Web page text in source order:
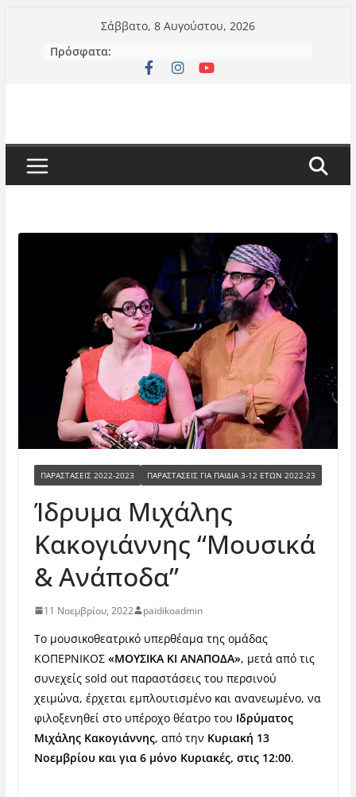
περιεχόμενο
Σάββατο, 8 Αυγούστου, 2026
Πρόσφατα:
ΠΑΡΑΣΤΆΣΕΙΣ 2022-2023 ΠΑΡΑΣΤΆΣΕΙΣ ΓΙΑ ΠΑΙΔΙΆ 3-12 ΕΤΏΝ 2022-23
Ίδρυμα Μιχάλης
Κακογιάννης “Μουσικά
& Ανάποδα”
11 Νοεμβρίου, 2022 paidikoadmin
Το μουσικοθεατρικό υπερθέαμα της ομάδας
ΚΟΠΕΡΝΙΚΟΣ «ΜΟΥΣΙΚΑ ΚΙ ΑΝΑΠΟΔΑ», μετά από τις
συνεχείς sold out παραστάσεις του περσινού
χειμώνα, έρχεται εμπλουτισμένο και ανανεωμένο, να
φιλοξενηθεί στο υπέροχο θέατρο του Ιδρύματος
Μιχάλης Κακογιάννης, από την Κυριακή 13
Νοεμβρίου και για 6 μόνο Κυριακές, στις 12:00.